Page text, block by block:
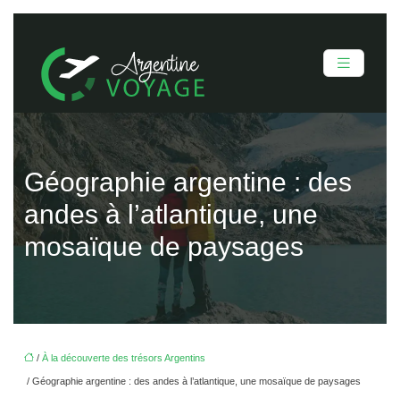
Géographie argentine : des
andes à l’atlantique, une
mosaïque de paysages
/ À la découverte des trésors Argentins
/ Géographie argentine : des andes à l’atlantique, une mosaïque de paysages